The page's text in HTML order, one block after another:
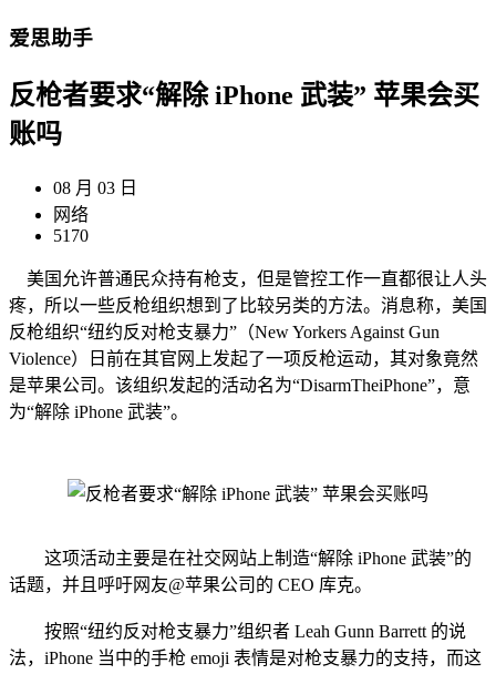
爱思助手
反枪者要求“解除 iPhone 武装” 苹果会买
账吗
08 月 03 日
网络
5170
美国允许普通民众持有枪支，但是管控工作一直都很让人头
疼，所以一些反枪组织想到了比较另类的方法。消息称，美国
反枪组织“纽约反对枪支暴力”（New Yorkers Against Gun
Violence）日前在其官网上发起了一项反枪运动，其对象竟然
是苹果公司。该组织发起的活动名为“DisarmTheiPhone”，意
为“解除 iPhone 武装”。
这项活动主要是在社交网站上制造“解除 iPhone 武装”的
话题，并且呼吁网友@苹果公司的 CEO 库克。
按照“纽约反对枪支暴力”组织者 Leah Gunn Barrett 的说
法，iPhone 当中的手枪 emoji 表情是对枪支暴力的支持，而这